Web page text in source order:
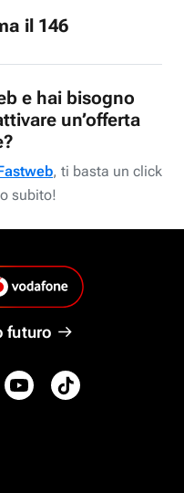
il 146
e hai bisogno
, ti basta un click
subito!
futuro